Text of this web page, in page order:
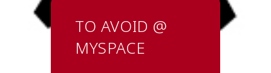
TO AVOID @
MYSPACE